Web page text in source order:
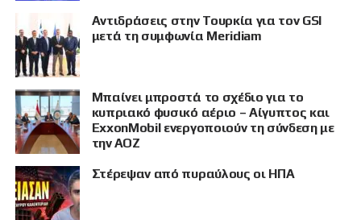
Αντιδράσεις στην Τουρκία για τον GSI
μετά τη συμφωνία Meridiam
Μπαίνει μπροστά το σχέδιο για το
κυπριακό φυσικό αέριο – Αίγυπτος και
ExxonMobil ενεργοποιούν τη σύνδεση με
την ΑΟΖ
Στέρεψαν από πυραύλους οι ΗΠΑ